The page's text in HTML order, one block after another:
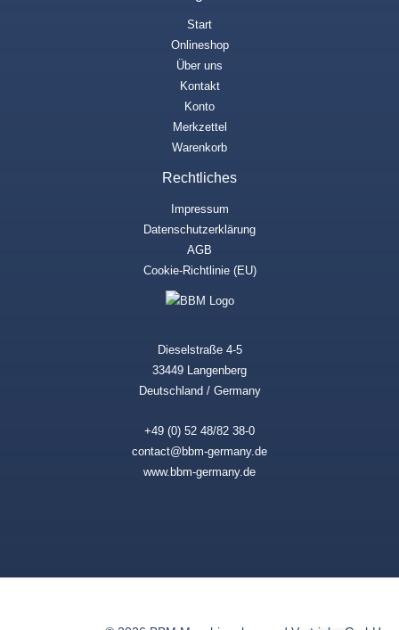
Start
Onlineshop
Über uns
Kontakt
Konto
Merkzettel
Warenkorb
Rechtliches
Impressum
Datenschutzerklärung
AGB
Cookie-Richtlinie (EU)
Dieselstraße 4-5
33449 Langenberg
Deutschland / Germany
+49 (0) 52 48/82 38-0
contact@bbm-germany.de
www.bbm-germany.de